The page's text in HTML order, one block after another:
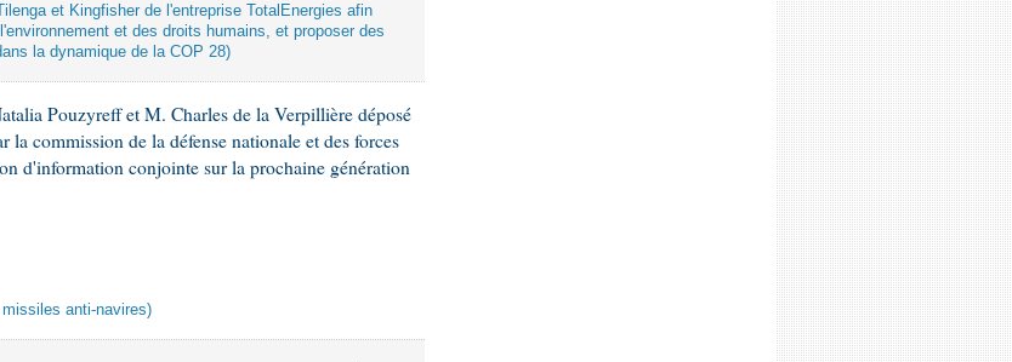
et Kingfisher de l'entreprise TotalEnergies afin
et des droits humains, et proposer des
la dynamique de la COP 28)
Pouzyreff et M. Charles de la Verpillière déposé
commission de la défense nationale et des forces
d'information conjointe sur la prochaine génération
anti-navires)